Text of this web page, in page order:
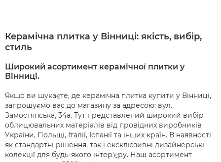
Керамічна плитка у Вінниці: якість, вибір,
стиль
Широкий асортимент керамічної плитки у
Вінниці.
Якщо ви шукаєте, де керамічна плитка купити у Вінниці,
запрошуємо вас до магазину за адресою: вул.
Замостянська, 34а. Тут представлений широкий вибір
облицювальних матеріалів від провідних виробників
України, Польщі, Італії, Іспанії та інших країн. В наявності
як стандартні рішення, так і ексклюзивні дизайнерські
колекції для будь-якого інтер'єру. Наш асортимент